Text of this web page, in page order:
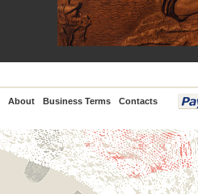
About Business Terms Contacts
PayPal